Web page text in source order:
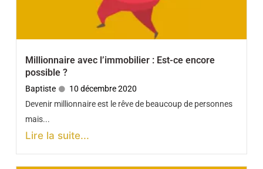
Millionnaire avec l’immobilier : Est-ce encore
possible ?
Baptiste
10 décembre 2020
Devenir millionnaire est le rêve de beaucoup de personnes
mais...
Lire la suite...